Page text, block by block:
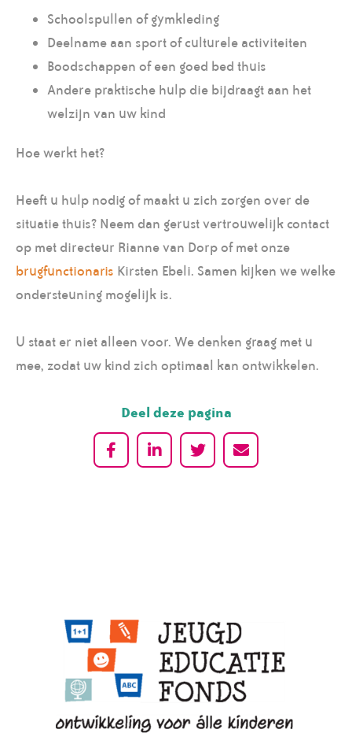
Schoolspullen of gymkleding
Deelname aan sport of culturele activiteiten
Boodschappen of een goed bed thuis
Andere praktische hulp die bijdraagt aan het
welzijn van uw kind
Hoe werkt het?
Heeft u hulp nodig of maakt u zich zorgen over de
situatie thuis? Neem dan gerust vertrouwelijk contact
op met directeur Rianne van Dorp of met onze
brugfunctionaris Kirsten Ebeli. Samen kijken we welke
ondersteuning mogelijk is.
U staat er niet alleen voor. We denken graag met u
mee, zodat uw kind zich optimaal kan ontwikkelen.
Deel deze pagina